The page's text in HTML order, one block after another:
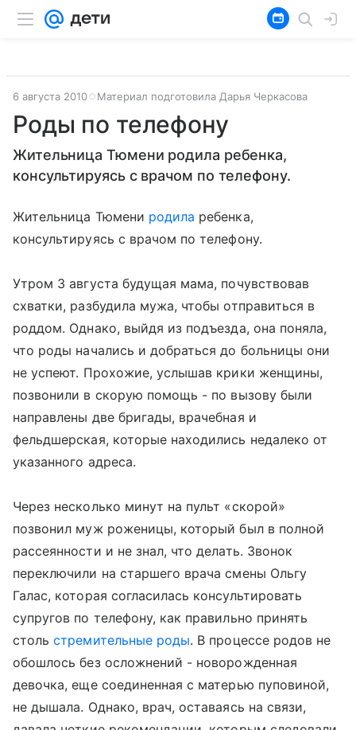
6 августа 2010 Материал подготовила Дарья Черкасова
Роды по телефону
Жительница Тюмени родила ребенка,
консультируясь с врачом по телефону.
Жительница Тюмени родила ребенка,
консультируясь с врачом по телефону.
Утром 3 августа будущая мама, почувствовав
схватки, разбудила мужа, чтобы отправиться в
роддом. Однако, выйдя из подъезда, она поняла,
что роды начались и добраться до больницы они
не успеют. Прохожие, услышав крики женщины,
позвонили в скорую помощь - по вызову были
направлены две бригады, врачебная и
фельдшерская, которые находились недалеко от
указанного адреса.
Через несколько минут на пульт «скорой»
позвонил муж роженицы, который был в полной
рассеянности и не знал, что делать. Звонок
переключили на старшего врача смены Ольгу
Галас, которая согласилась консультировать
супругов по телефону, как правильно принять
стольстремительные роды. В процессе родов не
обошлось без осложнений - новорожденная
девочка, еще соединенная с матерью пуповиной,
не дышала. Однако, врач, оставаясь на связи,